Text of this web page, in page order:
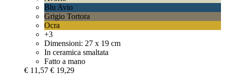
Blu Avio
Grigio Tortora
Ocra
+3
Dimensioni: 27 x 19 cm
In ceramica smaltata
Fatto a mano
€ 11,57 € 19,29